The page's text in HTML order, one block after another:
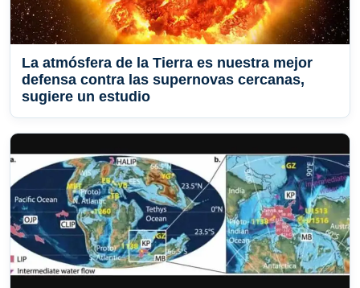
La atmósfera de la Tierra es nuestra mejor
defensa contra las supernovas cercanas,
sugiere un estudio